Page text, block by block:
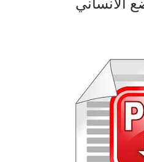
الانساني